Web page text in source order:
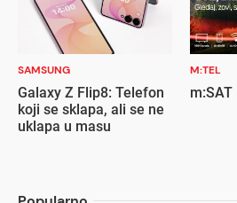
SAMSUNG
Galaxy Z Flip8: Telefon
koji se sklapa, ali se ne
uklapa u masu
M:TEL
m:SAT